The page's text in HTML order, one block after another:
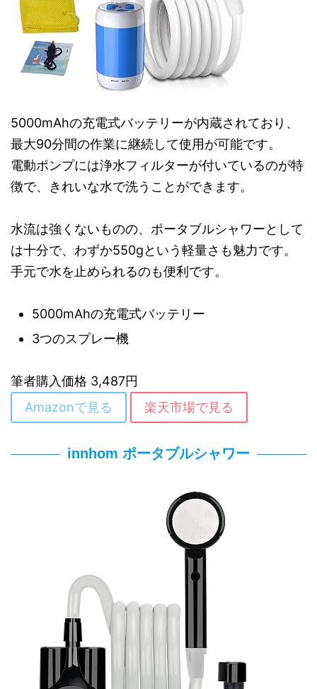
5000mAhの充電式バッテリーが内蔵されており、
最大90分間の作業に継続して使用が可能です。
電動ポンプには浄水フィルターが付いているのが特
徴で、きれいな水で洗うことができます。
水流は強くないものの、ポータブルシャワーとして
は十分で、わずか550gという軽量さも魅力です。
手元で水を止められるのも便利です。
5000mAhの充電式バッテリー
3つのスプレー機
筆者購入価格 3,487円
Amazonで見る
楽天市場で見る
innhom ポータブルシャワー